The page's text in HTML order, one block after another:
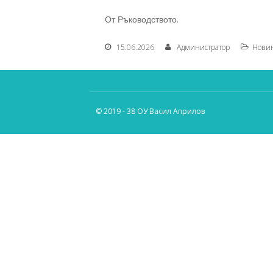
От Ръководството.
15.06.2026 Администратор
© 2019 - 38 ОУ Васил Априлов